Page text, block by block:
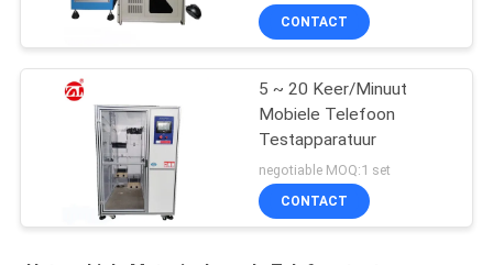
Sleutel Knoop op
CONTACT
5 ~ 20 Keer/Minuut
Mobiele Telefoon
Testapparatuur
negotiable MOQ:1 set
CONTACT